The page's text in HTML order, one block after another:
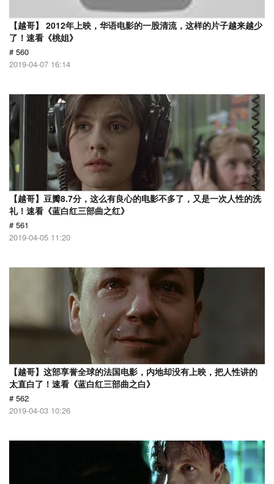
【越哥】 2012年上映，华语电影的一股清流，这样的片子越来越少
了！速看《桃姐》
# 560
2019-04-07 16:14
【越哥】豆瓣8.7分，这么有良心的电影不多了，又是一次人性的洗
礼！速看《蓝白红三部曲之红》
# 561
2019-04-05 11:20
【越哥】这部享誉全球的法国电影，内地却没有上映，把人性讲的
太直白了！速看《蓝白红三部曲之白》
# 562
2019-04-03 10:26